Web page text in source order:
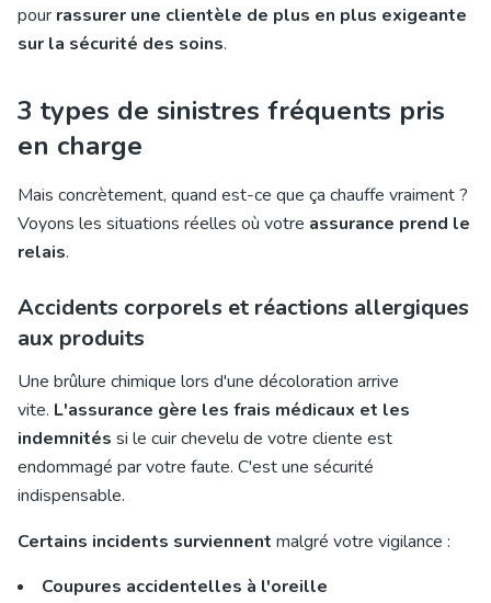
pour rassurer une clientèle de plus en plus exigeante
sur la sécurité des soins.
3 types de sinistres fréquents pris
en charge
Mais concrètement, quand est-ce que ça chauffe vraiment ?
Voyons les situations réelles où votre assurance prend le
relais.
Accidents corporels et réactions allergiques
aux produits
Une brûlure chimique lors d'une décoloration arrive
vite. L'assurance gère les frais médicaux et les
indemnités si le cuir chevelu de votre cliente est
endommagé par votre faute. C'est une sécurité
indispensable.
Certains incidents surviennent malgré votre vigilance :
Coupures accidentelles à l'oreille